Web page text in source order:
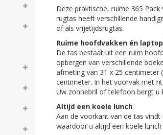
Deze praktische, ruime 365 Pack
rugtas heeft verschillende
of als vrijetijdsrugtas.
Ruime hoofdvakken én
De tas bestaat uit een ruim
opbergen van verschillende
afmeting van 31 x 25 centimeter
centimeter. In het voorvak met
Uw zonnebril of telefoon bergt u
Altijd een koele lunch
Aan de voorkant van de tas
waardoor u altijd een koele